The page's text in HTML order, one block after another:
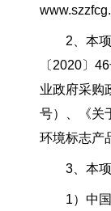
2、本项目
〔2020〕
业政府采购
号）、《关
环境标志产
3、本项
1）中国